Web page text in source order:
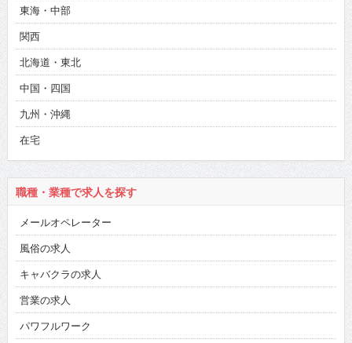
東海・中部
関西
北海道・東北
中国・四国
九州・沖縄
在宅
職種・業種で求人を探す
メールオペレーター
風俗の求人
キャバクラの求人
営業の求人
パワフルワーク